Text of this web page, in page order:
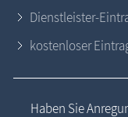
Dienstleister-
kostenloser
Haben Sie